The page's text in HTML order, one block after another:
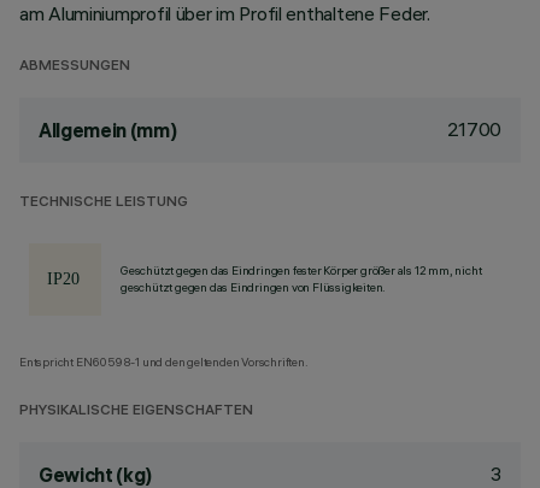
am Aluminiumprofil über im Profil enthaltene Feder.
ABMESSUNGEN
Allgemein (mm) 21700
TECHNISCHE LEISTUNG
Geschützt gegen das Eindringen fester Körper größer als 12 mm, nicht
geschützt gegen das Eindringen von Flüssigkeiten.
Entspricht EN60598-1 und den geltenden Vorschriften.
PHYSIKALISCHE EIGENSCHAFTEN
Gewicht (kg) 3